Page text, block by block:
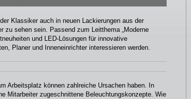
Klassiker auch in neuen Lackierungen aus der
zu sehen sein. Passend zum Leitthema „Moderne
und LED-Lösungen für innovative
Planer und Inneneinrichter interessieren werden.
Arbeitsplatz können zahlreiche Ursachen haben. In
Mitarbeiter zugeschnittene Beleuchtungskonzepte. Wie